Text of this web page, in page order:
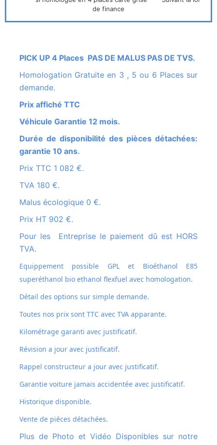
de finance
PICK UP 4 Places PAS DE MALUS PAS DE TVS.
Homologation Gratuite en 3 , 5 ou 6 Places sur
demande.
Prix affiché TTC
Véhicule Garantie 12 mois.
Durée de disponibilité des pièces détachées:
garantie 10 ans.
Prix TTC 1 082 €.
TVA 180 €.
Malus écologique 0 €.
Prix HT 902 €.
Pour les Entreprise le paiement dû est HORS
TVA.
Equippement possible GPL et Bioéthanol E85
superéthanol bio ethanol flexfuel avec homologation.
Détail des options sur simple demande.
Toutes nos prix sont TTC avec TVA apparante.
Kilométrage garanti avec justificatif.
Révision a jour avec justificatif.
Rappel constructeur a jour avec justificatif.
Garantie voiture jamais accidentée avec justificatif.
Historique disponible.
Vente de piéces détachées.
Plus de Photo et Vidéo Disponibles sur notre